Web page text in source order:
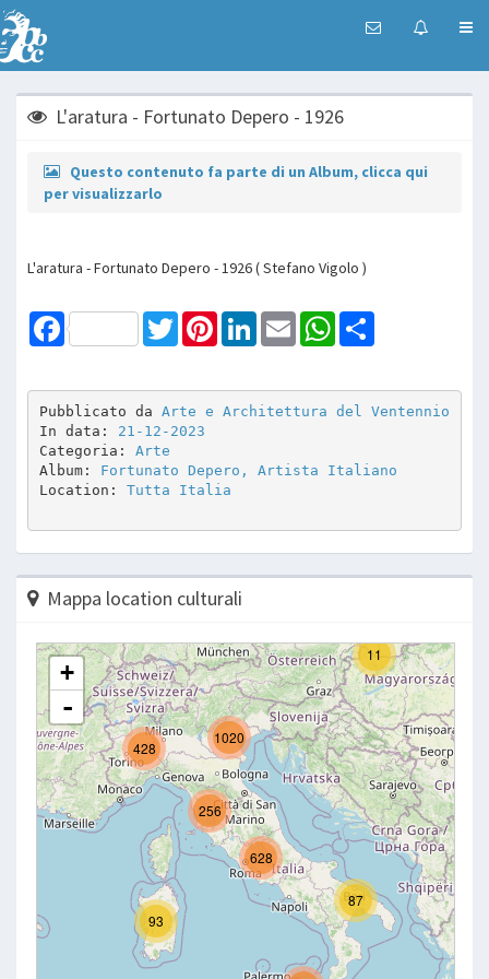
L'aratura - Fortunato Depero - 1926
Questo contenuto fa parte di un Album, clicca qui
per visualizzarlo
L'aratura - Fortunato Depero - 1926 ( Stefano Vigolo )
Facebook TwitterPinterestLinkedInEmail WhatsApp
Pubblicato da Arte e Architettura del Ventennio
In data: 21-12-2023
Categoria: Arte
Album: Fortunato Depero, Artista Italiano
Location: Tutta Italia
Mappa location culturali